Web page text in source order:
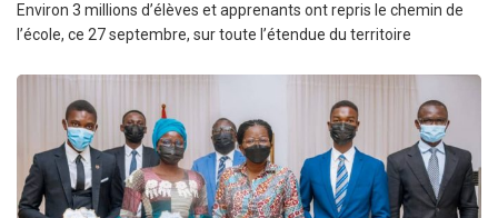
Environ 3 millions d’élèves et apprenants ont repris le chemin de
l’école, ce 27 septembre, sur toute l’étendue du territoire